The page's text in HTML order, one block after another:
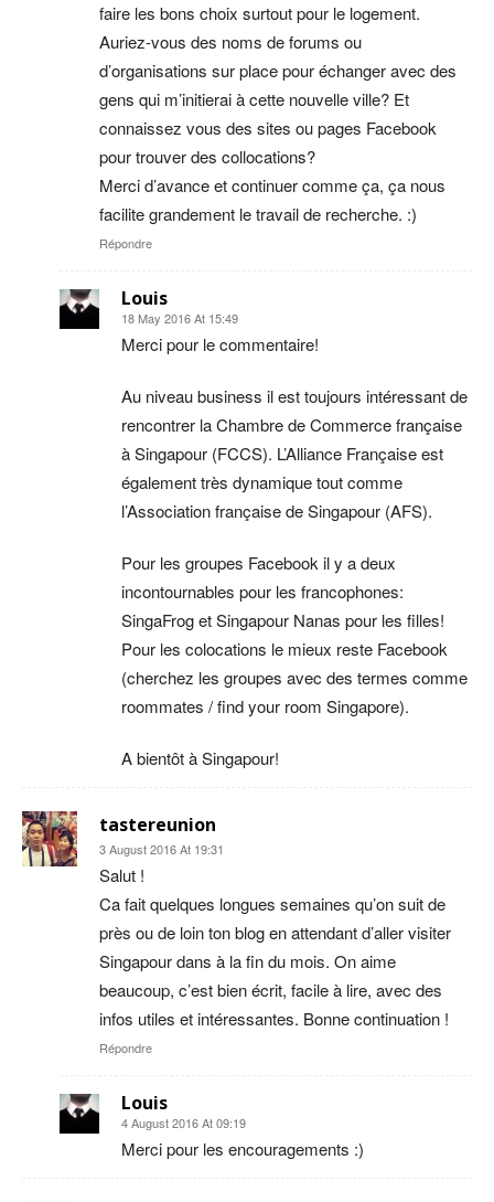
faire les bons choix surtout pour le logement.
Auriez-vous des noms de forums ou
d’organisations sur place pour échanger avec des
gens qui m’initierai à cette nouvelle ville? Et
connaissez vous des sites ou pages Facebook
pour trouver des collocations?
Merci d’avance et continuer comme ça, ça nous
facilite grandement le travail de recherche. :)
Répondre
Louis
18 May 2016 At 15:49
Merci pour le commentaire!
Au niveau business il est toujours intéressant de
rencontrer la Chambre de Commerce française
à Singapour (FCCS). L’Alliance Française est
également très dynamique tout comme
l’Association française de Singapour (AFS).
Pour les groupes Facebook il y a deux
incontournables pour les francophones:
SingaFrog et Singapour Nanas pour les filles!
Pour les colocations le mieux reste Facebook
(cherchez les groupes avec des termes comme
roommates / find your room Singapore).
A bientôt à Singapour!
tastereunion
3 August 2016 At 19:31
Salut !
Ca fait quelques longues semaines qu’on suit de
près ou de loin ton blog en attendant d’aller visiter
Singapour dans à la fin du mois. On aime
beaucoup, c’est bien écrit, facile à lire, avec des
infos utiles et intéressantes. Bonne continuation !
Répondre
Louis
4 August 2016 At 09:19
Merci pour les encouragements :)